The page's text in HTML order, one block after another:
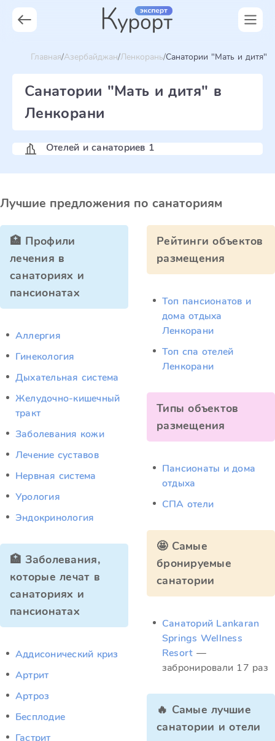
Главная Азербайджан Ленкорань Санатории "Мать и дитя"
Санатории "Мать и дитя" в
Ленкорани
Отелей и санаториев 1
Лучшие предложения по санаториям
🏥 Профили
лечения в
санаториях и
пансионатах
Аллергия
Гинекология
Дыхательная система
Желудочно-кишечный
тракт
Заболевания кожи
Лечение суставов
Нервная система
Урология
Эндокринология
🏥 Заболевания,
которые лечат в
санаториях и
пансионатах
Аддисонический криз
Артрит
Артроз
Бесплодие
Гастрит
Рейтинги объектов
размещения
Топ пансионатов и
дома отдыха
Ленкорани
Топ спа отелей
Ленкорани
Типы объектов
размещения
Пансионаты и дома
отдыха
СПА отели
🤩 Самые
бронируемые
санатории
Санаторий Lankaran
Springs Wellness
Resort —
забронировали 17 раз
🔥 Самые лучшие
санатории и отели